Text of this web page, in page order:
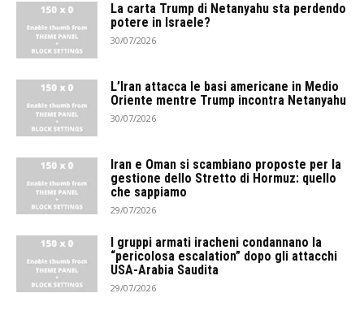
La carta Trump di Netanyahu sta perdendo
potere in Israele?
30/07/2026
L’Iran attacca le basi americane in Medio
Oriente mentre Trump incontra Netanyahu
30/07/2026
Iran e Oman si scambiano proposte per la
gestione dello Stretto di Hormuz: quello
che sappiamo
29/07/2026
I gruppi armati iracheni condannano la
“pericolosa escalation” dopo gli attacchi
USA-Arabia Saudita
29/07/2026